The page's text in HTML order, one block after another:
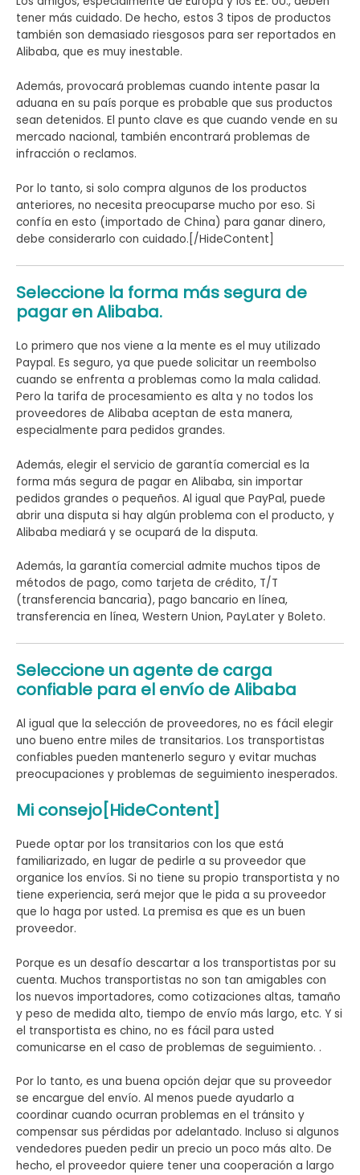
tener más cuidado. De hecho, estos 3 tipos de productos
también son demasiado riesgosos para ser reportados en
Alibaba, que es muy inestable.
Además, provocará problemas cuando intente pasar la
aduana en su país porque es probable que sus productos
sean detenidos. El punto clave es que cuando vende en su
mercado nacional, también encontrará problemas de
infracción o reclamos.
Por lo tanto, si solo compra algunos de los productos
anteriores, no necesita preocuparse mucho por eso. Si
confía en esto (importado de China) para ganar dinero,
debe considerarlo con cuidado.[/HideContent]
Seleccione la forma más segura de
pagar en Alibaba.
Lo primero que nos viene a la mente es el muy utilizado
Paypal. Es seguro, ya que puede solicitar un reembolso
cuando se enfrenta a problemas como la mala calidad.
Pero la tarifa de procesamiento es alta y no todos los
proveedores de Alibaba aceptan de esta manera,
especialmente para pedidos grandes.
Además, elegir el servicio de garantía comercial es la
forma más segura de pagar en Alibaba, sin importar
pedidos grandes o pequeños. Al igual que PayPal, puede
abrir una disputa si hay algún problema con el producto, y
Alibaba mediará y se ocupará de la disputa.
Además, la garantía comercial admite muchos tipos de
métodos de pago, como tarjeta de crédito, T/T
(transferencia bancaria), pago bancario en línea,
transferencia en línea, Western Union, PayLater y Boleto.
Seleccione un agente de carga
confiable para el envío de Alibaba
Al igual que la selección de proveedores, no es fácil elegir
uno bueno entre miles de transitarios. Los transportistas
confiables pueden mantenerlo seguro y evitar muchas
preocupaciones y problemas de seguimiento inesperados.
Mi consejo[HideContent]
Puede optar por los transitarios con los que está
familiarizado, en lugar de pedirle a su proveedor que
organice los envíos. Si no tiene su propio transportista y no
tiene experiencia, será mejor que le pida a su proveedor
que lo haga por usted. La premisa es que es un buen
proveedor.
Porque es un desafío descartar a los transportistas por su
cuenta. Muchos transportistas no son tan amigables con
los nuevos importadores, como cotizaciones altas, tamaño
y peso de medida alto, tiempo de envío más largo, etc. Y si
el transportista es chino, no es fácil para usted
comunicarse en el caso de problemas de seguimiento. .
Por lo tanto, es una buena opción dejar que su proveedor
se encargue del envío. Al menos puede ayudarlo a
coordinar cuando ocurran problemas en el tránsito y
compensar sus pérdidas por adelantado. Incluso si algunos
vendedores pueden pedir un precio un poco más alto. De
hecho, el proveedor quiere tener una cooperación a largo